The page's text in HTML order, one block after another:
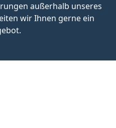
außerhalb unseres
wir Ihnen gerne ein